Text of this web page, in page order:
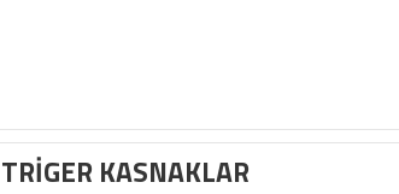
TRİGER KASNAKLAR